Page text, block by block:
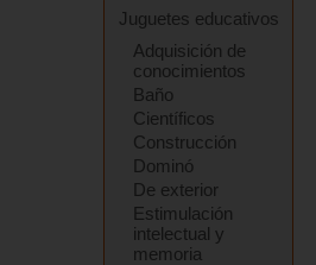
Juguetes educativos
Adquisición de
conocimientos
Baño
Científicos
Construcción
Dominó
De exterior
Estimulación
intelectual y
memoria